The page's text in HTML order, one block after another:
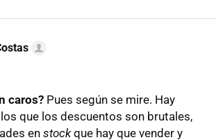
caros? Pues según se mire. Hay
que los descuentos son brutales,
en stockque hay que vender y